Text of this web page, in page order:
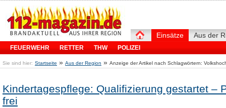
Einsätze
FEUERWEHR RETTER THW POLIZEI
Aus der
Sie sind hier: Startseite » Aus der Region » Anzeige der Artikel nach Schlagwörtern:
Kindertagespflege: Qualifizierung gestartet –
frei